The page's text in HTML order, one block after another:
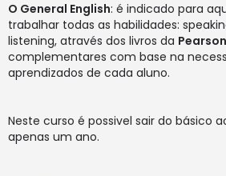
O General English: é indicado para
trabalhar todas as habilidades:
listening, através dos livros da Pearson
complementares com base na
aprendizados de cada aluno.
Neste curso é possivel sair do básico
apenas um ano.